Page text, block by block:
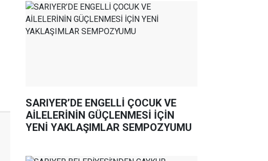
SARIYER’DE ENGELLİ ÇOCUK VE
AİLELERİNİN GÜÇLENMESİ İÇİN
YENİ YAKLAŞIMLAR SEMPOZYUMU